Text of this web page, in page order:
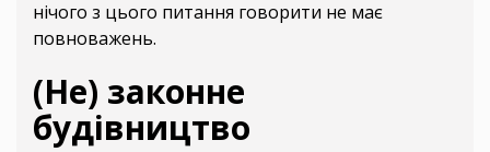
нічого з цього питання говорити не має
повноважень.
(Не) законне
будівництво